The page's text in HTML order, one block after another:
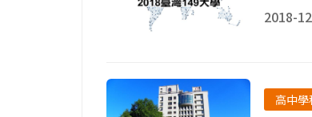
2018-
高中學